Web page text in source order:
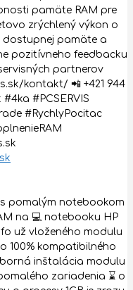
pomalým notebookom
na 💻 notebooku HP
už vloženého modulu
100% kompatibilného
inštalácia modulu
zariadenia ⌛ o